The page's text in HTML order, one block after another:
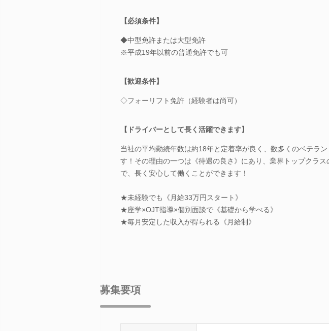
【必須条件】
◆中型免許または大型免許
※平成19年以前の普通免許でも可
【歓迎条件】
◇フォーリフト免許（経験者は尚可）
【ドライバーとして長く活躍できます】
当社の平均勤続年数は約18年と定着率が良く、数多くのベテラ
す！その理由の一つは《待遇の良さ》にあり、業界トップクラ
で、長く安心して働くことができます！
★未経験でも《月給33万円スタート》
★座学×OJT指導×個別面談で《基礎から学べる》
★毎月安定した収入が得られる《月給制》
募集要項